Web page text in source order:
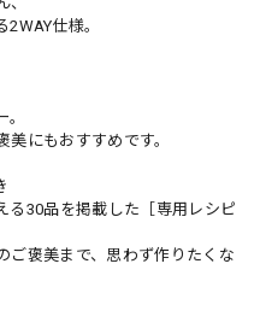
仕様。
にもおすすめです。
る30品を掲載した［専用レシピ
ご褒美まで、思わず作りたくな